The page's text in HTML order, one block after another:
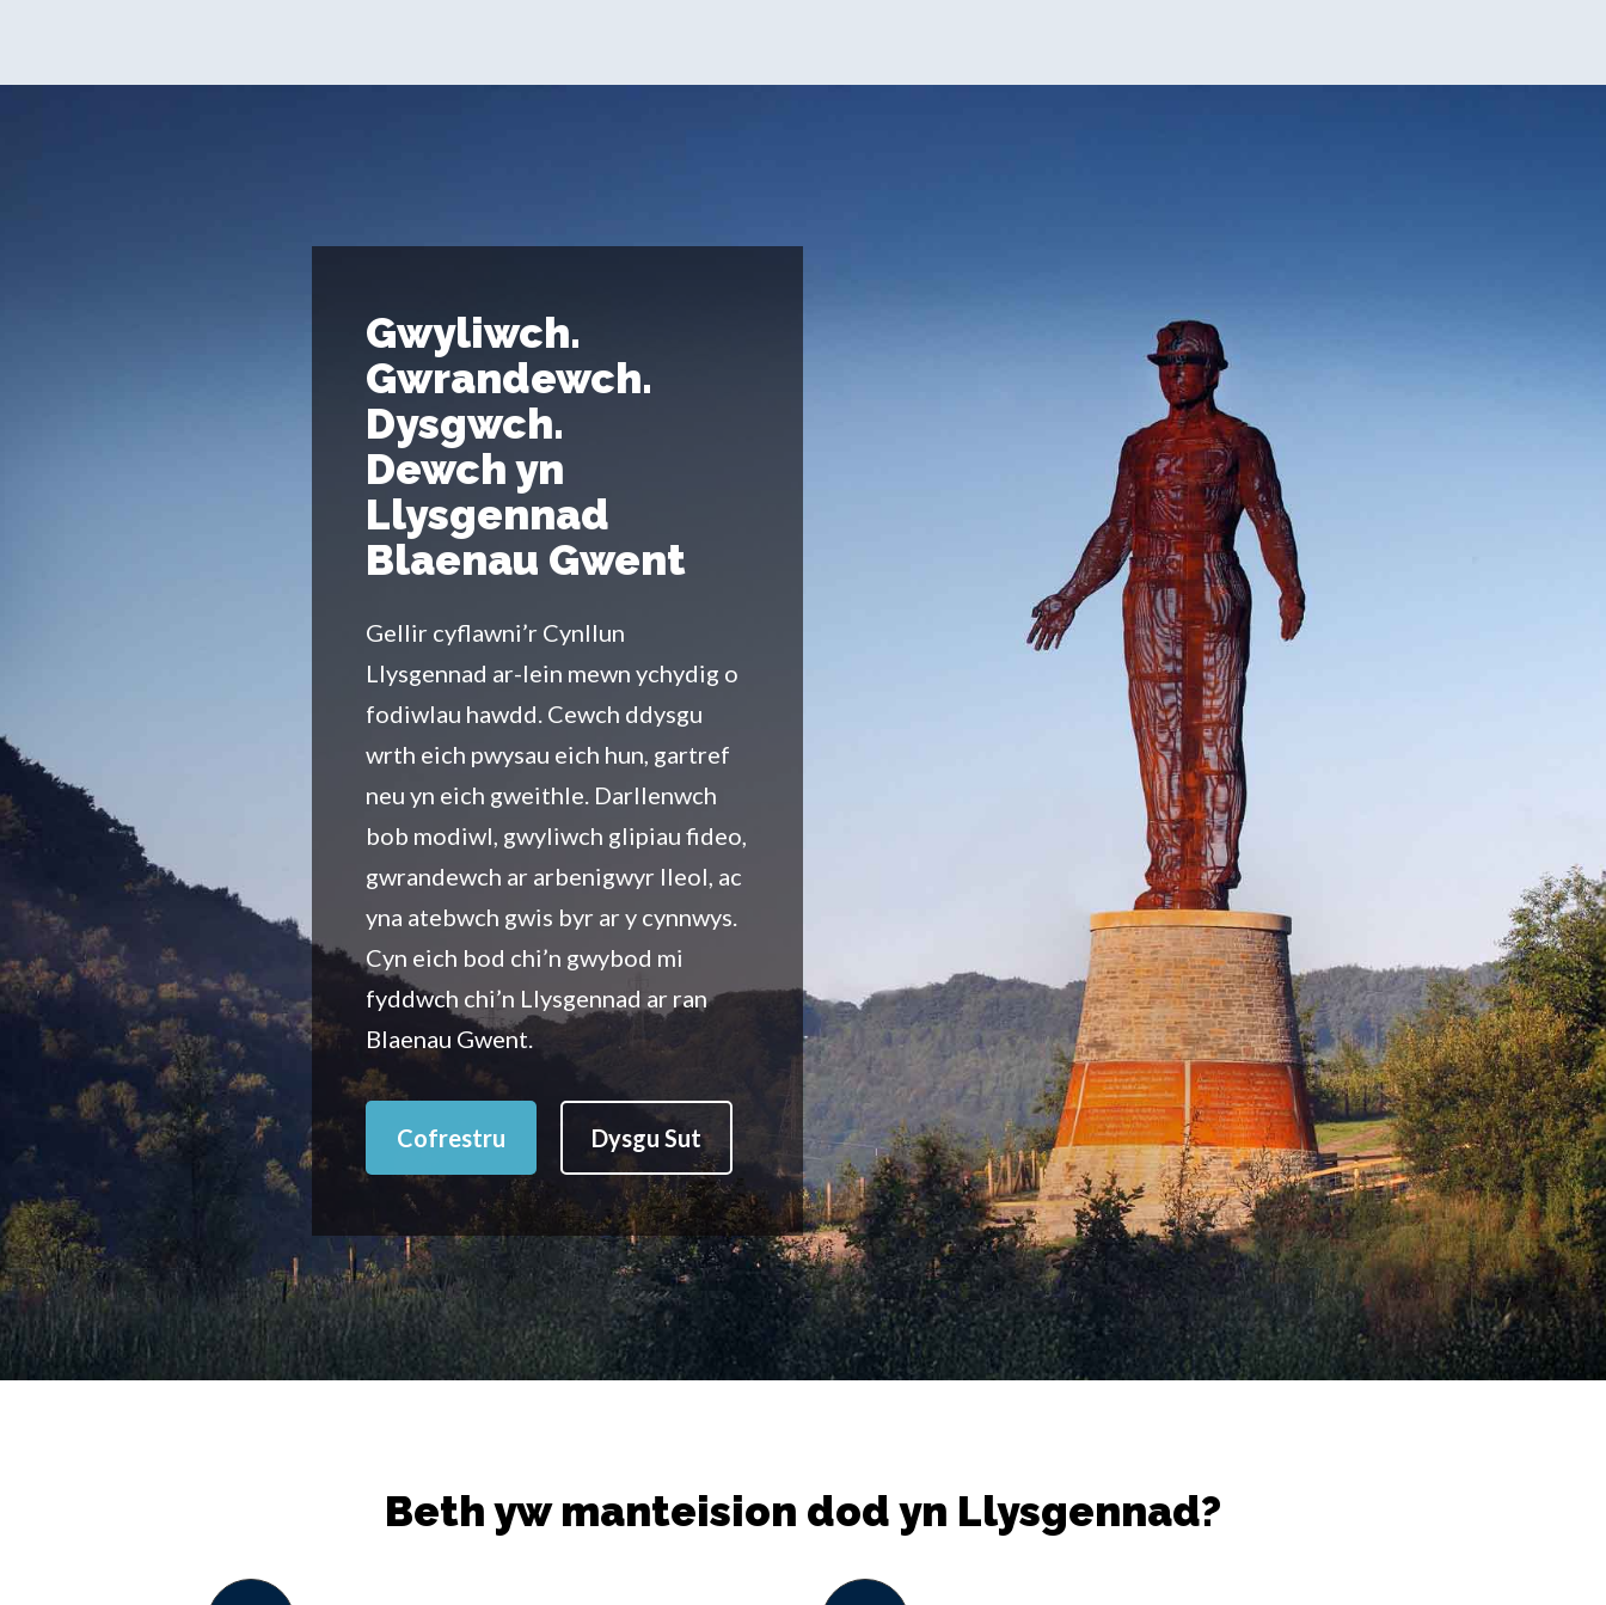
Gwyliwch.
Gwrandewch.
Dysgwch.
Dewch yn
Llysgennad
Blaenau Gwent
Gellir cyflawni’r Cynllun
Llysgennad ar-lein mewn ychydig o
fodiwlau hawdd. Cewch ddysgu
wrth eich pwysau eich hun, gartref
neu yn eich gweithle. Darllenwch
bob modiwl, gwyliwch glipiau fideo,
gwrandewch ar arbenigwyr lleol, ac
yna atebwch gwis byr ar y cynnwys.
Cyn eich bod chi’n gwybod mi
fyddwch chi’n Llysgennad ar ran
Blaenau Gwent.
Cofrestru Dysgu Sut
Beth yw manteision dod yn Llysgennad?